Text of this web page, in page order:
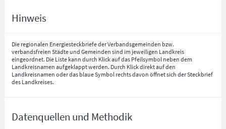
Hinweis
Die regionalen Energiesteckbriefe der Verbandsgemeinden bzw.
verbandsfreien Städte und Gemeinden sind im jeweiligen Landkreis
eingeordnet. Die Liste kann durch Klick auf das Pfeilsymbol neben dem
Landkreisnamen aufgeklappt werden. Durch Klick direkt auf den
Landkreisnamen oder das blaue Symbol rechts davon öffnet sich der Steckbrief
des Landkreises.
Datenquellen und Methodik